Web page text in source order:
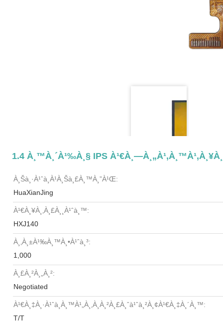
1.4 À¸™à¸´à¹‰à¸§ IPS
À¸Šà¸·à¹ˆà¸­à¹à¸šà¸£à¸™à¸”à¹Œ:
HuaXianJing
À¹€à¸¥à¸‚à¸£à¸¸à¹ˆà¸™:
HXJ140
À¸‚à¸±à¹‰à¸™à¸•à¹ˆà¸³:
1,000
À¸£à¸²à¸„à¸²:
Negotiated
À¹€à¸‡à¸·à¹ˆà¸­à¸™à¹„à¸‚à¸à¸²à¸£à¸ˆà¹ˆà¸²à¸¢à¹€à¸‡à¸´à¸™:
T/T